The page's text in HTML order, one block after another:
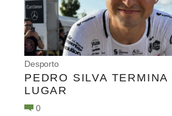
Desporto
PEDRO SILVA TERMINA
LUGAR
0